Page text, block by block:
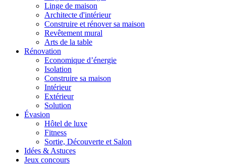
Linge de maison
Architecte d'intérieur
Construire et rénover sa maison
Revêtement mural
Arts de la table
Rénovation
Economique d’énergie
Isolation
Construire sa maison
Intérieur
Extérieur
Solution
Évasion
Hôtel de luxe
Fitness
Sortie, Découverte et Salon
Idées & Astuces
Jeux concours